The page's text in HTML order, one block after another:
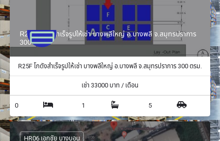
R25F โกดังสำเร็จรูปให้เช่า บางพลีใหญ่ อ.บางพลี จ.สมุทรปราการ
300 ตรม.
R25F โกดังสำเร็จรูปให้เช่า บางพลีใหญ่ อ.บางพลี จ.สมุทรปราการ 300 ตรม.
เช่า 33000 บาท / เดือน
0 1 5
HR06 เอกชัย บางบอน